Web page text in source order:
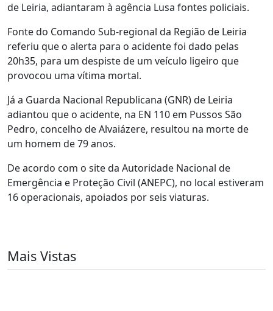
de Leiria, adiantaram à agência Lusa fontes policiais.
Fonte do Comando Sub-regional da Região de Leiria
referiu que o alerta para o acidente foi dado pelas
20h35, para um despiste de um veículo ligeiro que
provocou uma vítima mortal.
Já a Guarda Nacional Republicana (GNR) de Leiria
adiantou que o acidente, na EN 110 em Pussos São
Pedro, concelho de Alvaiázere, resultou na morte de
um homem de 79 anos.
De acordo com o site da Autoridade Nacional de
Emergência e Proteção Civil (ANEPC), no local estiveram
16 operacionais, apoiados por seis viaturas.
Mais Vistas